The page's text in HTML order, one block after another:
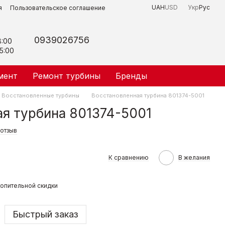
Пользовательское соглашение UAHUSD УкрРус
0939026756
Ремонт турбины Бренды
Восстановленные турбины Восстановленная турбина 801374-5001
турбина 801374-5001
К сравнению В желания
скидки
Быстрый заказ